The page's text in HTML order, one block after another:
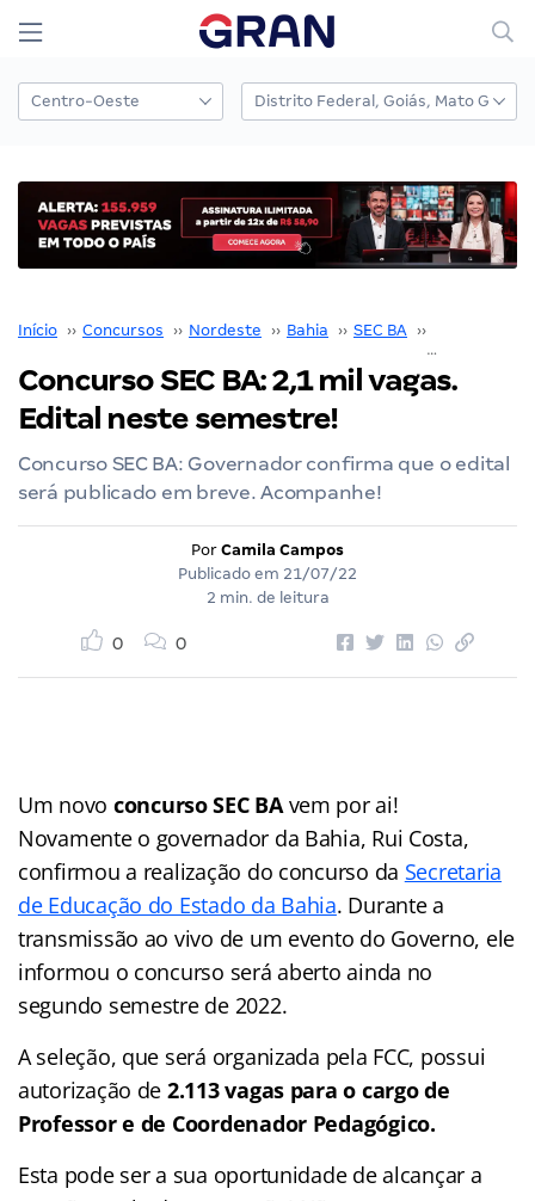
Início ›› Concursos ›› Nordeste ›› Bahia ›› SEC BA ››
Concurso SEC BA: 2,1 mil vagas.
Edital neste semestre!
Concurso SEC BA: Governador confirma que o edital
será publicado em breve. Acompanhe!
Por Camila Campos
Publicado em 21/07/22
2 min. de leitura
0 0
Um novo concurso SEC BAvem por ai!
Novamente o governador da Bahia, Rui Costa,
confirmou a realização do concurso da Secretaria
de Educação do Estado da Bahia. Durante a
transmissão ao vivo de um evento do Governo, ele
informou o concurso será aberto ainda no
segundo semestre de 2022.
A seleção, que será organizada pela FCC, possui
autorização de 2.113 vagas para o cargo de
Professor e de Coordenador Pedagógico.
Esta pode ser a sua oportunidade de alcançar a